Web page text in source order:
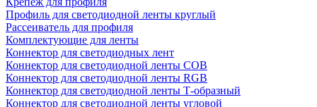
Профиль для светодиодной ленты круглый
Рассеиватель для профиля
Комплектующие для ленты
Коннектор для светодиодных лент
Коннектор для светодиодной ленты COB
Коннектор для светодиодной ленты RGB
Коннектор для светодиодной ленты Т-образный
Коннектор для светодиодной ленты угловой